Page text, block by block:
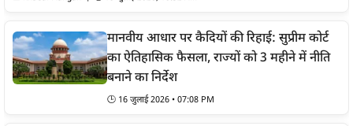
मानवीय आधार पर कैदियों की रिहाई: सुप्रीम कोर्ट
का ऐतिहासिक फैसला, राज्यों को 3 महीने में नीति
बनाने का निर्देश
🕒 16 जुलाई 2026 • 07:08 PM